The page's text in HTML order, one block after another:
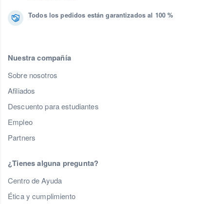
Todos los pedidos están garantizados al 100 %
Nuestra compañía
Sobre nosotros
Afiliados
Descuento para estudiantes
Empleo
Partners
¿Tienes alguna pregunta?
Centro de Ayuda
Ética y cumplimiento